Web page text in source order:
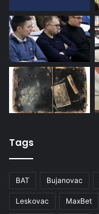
Tags
BAT Bujanovac
Leskovac MaxBet